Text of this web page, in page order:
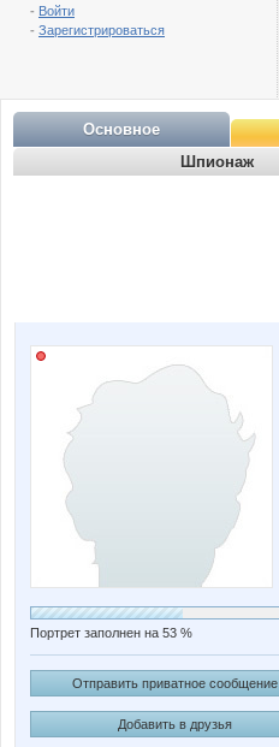
- Войти
- Зарегистрироваться
Основное
Шпионаж
Портрет заполнен на 53 %
Отправить приватное сообщение
Добавить в друзья